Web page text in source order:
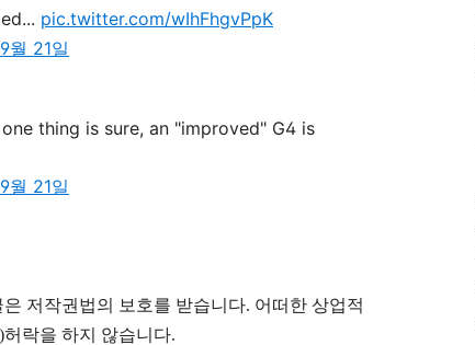
pic.twitter.com/wIhFhgvPpK
월 21일
thing is sure, an "improved" G4 is
월 21일
은 저작권법의 보호를 받습니다. 어떠한 상업적
허락을 하지 않습니다.